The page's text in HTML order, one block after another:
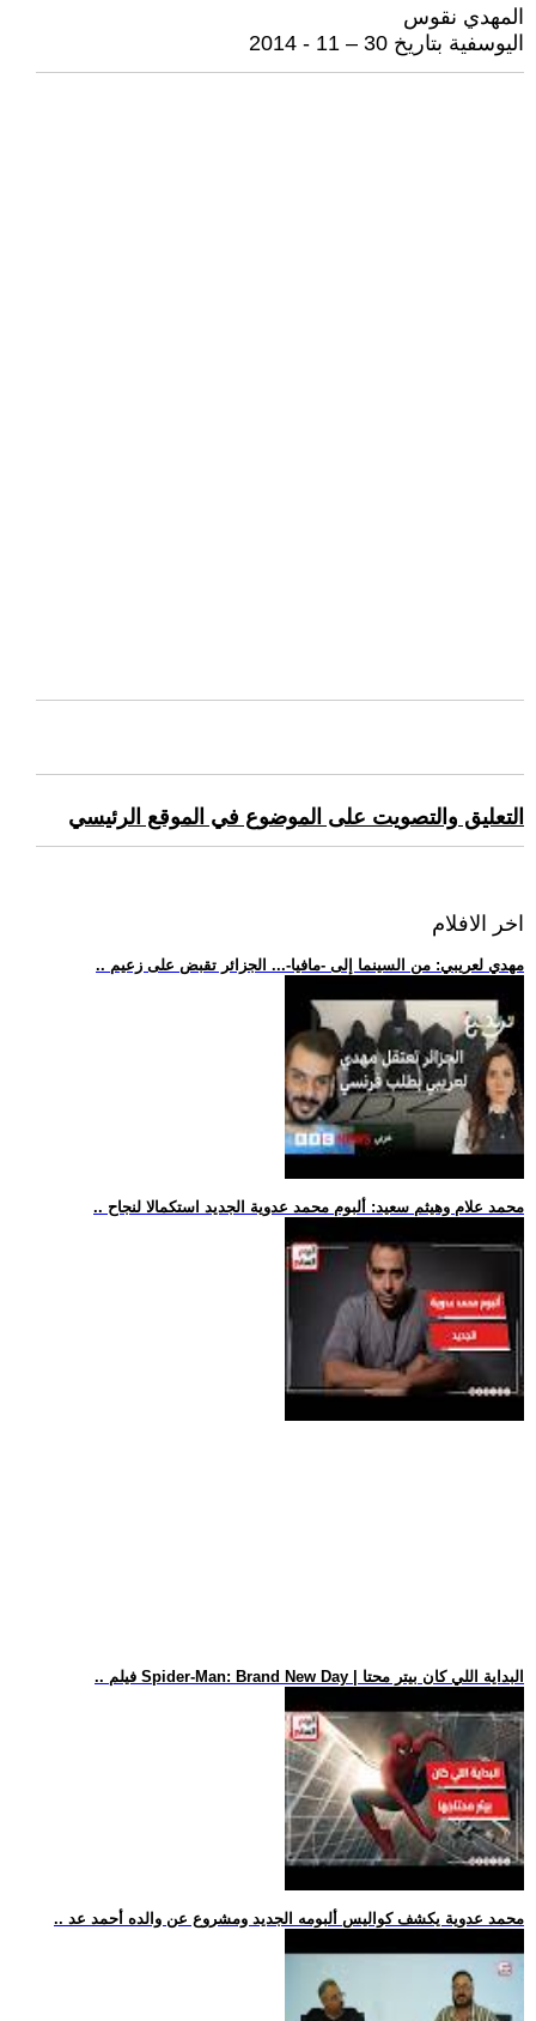
المهدي نقوس
اليوسفية بتاريخ 30 – 11 - 2014
التعليق والتصويت على الموضوع في الموقع الرئيسي
اخر الافلام
.. مهدي لعريبي: من السينما إلى -مافيا-... الجزائر تقبض على زعيم
.. محمد علام وهيثم سعيد: ألبوم محمد عدوية الجديد استكمالا لنجاح
.. فيلم Spider-Man: Brand New Day | البداية اللي كان بيتر محتا
.. محمد عدوية يكشف كواليس ألبومه الجديد ومشروع عن والده أحمد عد